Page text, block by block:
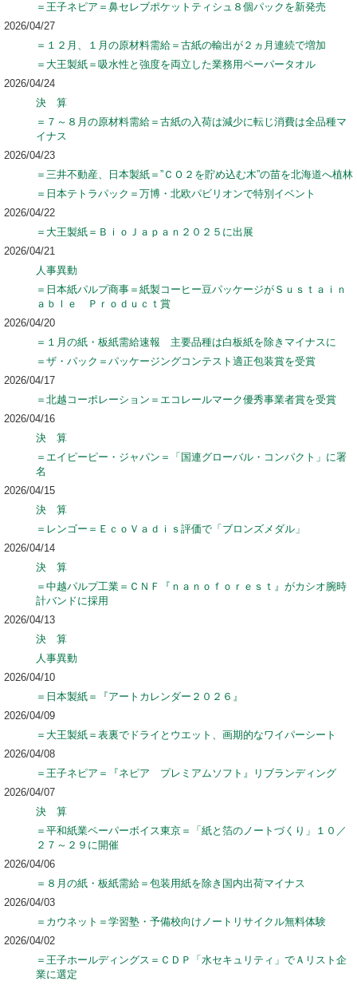
＝王子ネピア＝鼻セレブポケットティシュ８個パックを新発売
2026/04/27
＝１２月、１月の原材料需給＝古紙の輸出が２ヵ月連続で増加
＝大王製紙＝吸水性と強度を両立した業務用ペーパータオル
2026/04/24
決 算
＝７～８月の原材料需給＝古紙の入荷は減少に転じ消費は全品種マ
イナス
2026/04/23
＝三井不動産、日本製紙＝”ＣＯ２を貯め込む木”の苗を北海道へ植林
＝日本テトラパック＝万博・北欧パビリオンで特別イベント
2026/04/22
＝大王製紙＝ＢｉｏＪａｐａｎ２０２５に出展
2026/04/21
人事異動
＝日本紙パルプ商事＝紙製コーヒー豆パッケージがＳｕｓｔａｉｎ
ａｂｌｅ Ｐｒｏｄｕｃｔ賞
2026/04/20
＝１月の紙・板紙需給速報 主要品種は白板紙を除きマイナスに
＝ザ・パック＝パッケージングコンテスト適正包装賞を受賞
2026/04/17
＝北越コーポレーション＝エコレールマーク優秀事業者賞を受賞
2026/04/16
決 算
＝エイピーピー・ジャパン＝「国連グローバル・コンパクト」に署
名
2026/04/15
決 算
＝レンゴー＝ＥｃｏＶａｄｉｓ評価で「ブロンズメダル」
2026/04/14
決 算
＝中越パルプ工業＝ＣＮＦ『ｎａｎｏｆｏｒｅｓｔ』がカシオ腕時
計バンドに採用
2026/04/13
決 算
人事異動
2026/04/10
＝日本製紙＝『アートカレンダー２０２６』
2026/04/09
＝大王製紙＝表裏でドライとウエット、画期的なワイパーシート
2026/04/08
＝王子ネピア＝『ネピア プレミアムソフト』リブランディング
2026/04/07
決 算
＝平和紙業ペーパーボイス東京＝「紙と箔のノートづくり」１０／
２７～２９に開催
2026/04/06
＝８月の紙・板紙需給＝包装用紙を除き国内出荷マイナス
2026/04/03
＝カウネット＝学習塾・予備校向けノートリサイクル無料体験
2026/04/02
＝王子ホールディングス＝ＣＤＰ「水セキュリティ」でＡリスト企
業に選定